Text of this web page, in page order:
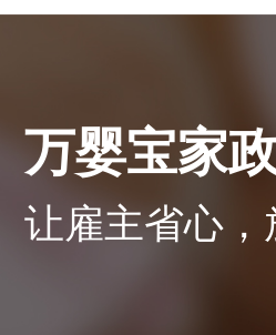
万婴宝家
让雇主省心